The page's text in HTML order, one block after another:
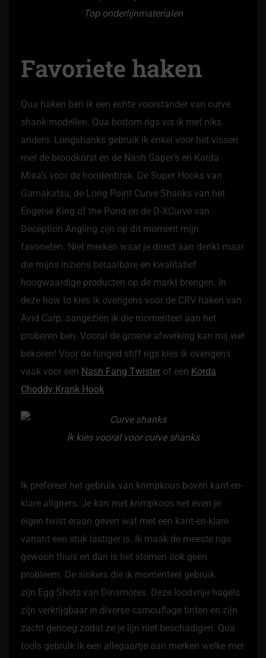
Top onderlijnmaterialen
Favoriete haken
Qua haken ben ik een echte voorstander van curve
shank modellen. Qua bottom rigs vis ik met niks
anders. Longshanks gebruik ik enkel voor het vissen
met de broodkorst en de Nash Gaper’s en Korda
Mixa’s voor de hondenbrok. De Super Hooks van
Gamakatsu, de Long Point Curve Shanks van het
Engelse King of the Pond en de D-XCurve van
Deception Angling zijn op dit moment mijn
favorieten. Niet merken waar je direct aan denkt maar
die mijns inziens betaalbare en kwalitatief
hoogwaardige producten op de markt brengen. In
deze how to kies ik overigens voor de CRV haken van
Avid Carp, aangezien ik die momenteel aan het
proberen ben. Vooral de groene afwerking kan mij wel
bekoren! Voor de hinged stiff rigs kies ik overigens
vaak voor een Nash Fang Twister of een Korda
Choddy Krank Hook.
Ik kies vooral voor curve shanks
Ik prefereer het gebruik van krimpkous boven kant-en-
klare aligners. Je kan met krimpkous net even je
eigen twist eraan geven wat met een kant-en-klare
variant een stuk lastiger is. Ik maak de meeste rigs
gewoon thuis en dan is het stomen ook geen
probleem. De sinkers die ik momenteel gebruik
zijn Egg Shots van Dinsmores. Deze loodvrije hagels
zijn verkrijgbaar in diverse camouflage tinten en zijn
zacht genoeg zodat ze je lijn niet beschadigen. Qua
tools gebruik ik een allegaartje aan merken welke met